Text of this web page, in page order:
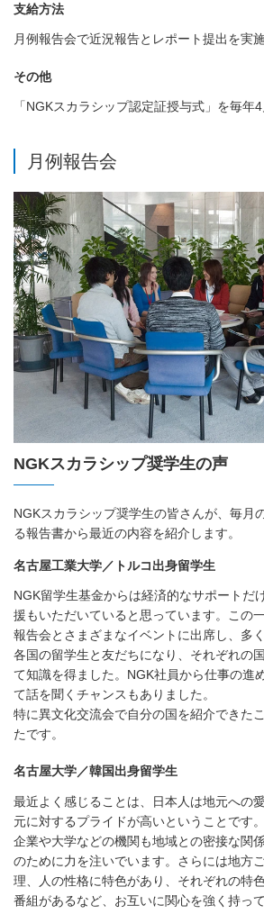
支給方法
月例報告会で近況報告とレポート提出を実
その他
「NGKスカラシップ認定証授与式」を毎年
月例報告会
NGKスカラシップ奨学生の声
NGKスカラシップ奨学生の皆さんが、毎月
る報告書から最近の内容を紹介します。
名古屋工業大学／トルコ出身留学生
NGK留学生基金からは経済的なサポートだ
援もいただいていると思っています。この
報告会とさまざまなイベントに出席し、多
各国の留学生と友だちになり、それぞれの
て知識を得ました。NGK社員から仕事の進
て話を聞くチャンスもありました。
特に異文化交流会で自分の国を紹介できた
たです。
名古屋大学／韓国出身留学生
最近よく感じることは、日本人は地元への
元に対するプライドが高いということです
企業や大学などの機関も地域との密接な関
のために力を注いでいます。さらには地方
理、人の性格に特色があり、それぞれの特
番組があるなど、お互いに関心を強く持っ